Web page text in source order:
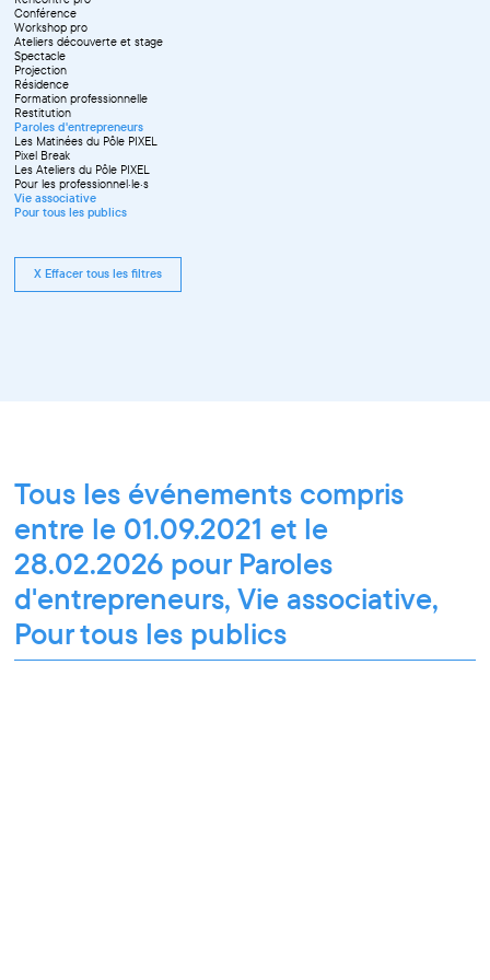
Conférence
Workshop pro
Ateliers découverte et stage
Spectacle
Projection
Résidence
Formation professionnelle
Restitution
Paroles d'entrepreneurs
Les Matinées du Pôle PIXEL
Pixel Break
Les Ateliers du Pôle PIXEL
Pour les professionnel·le·s
Vie associative
Pour tous les publics
X Effacer tous les filtres
Tous les événements compris
entre le 01.09.2021 et le
28.02.2026 pour Paroles
d'entrepreneurs, Vie associative,
Pour tous les publics